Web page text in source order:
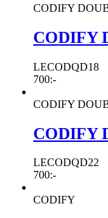
CODIFY
CODIFY
LECODQD18
700:-
CODIFY
CODIFY
LECODQD22
700:-
CODIFY